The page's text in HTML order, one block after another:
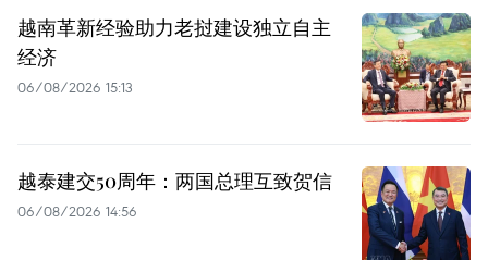
越南革新经验助力老挝建设独立自主
经济
06/08/2026 15:13
越泰建交50周年：两国总理互致贺信
06/08/2026 14:56